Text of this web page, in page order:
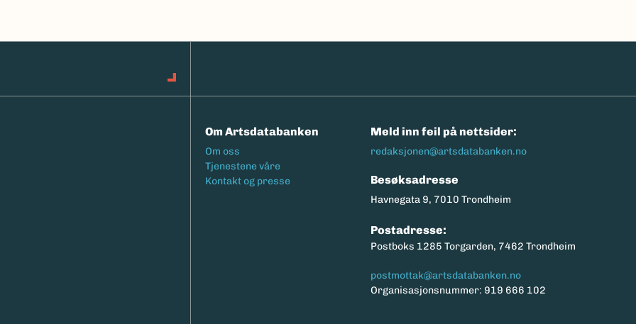
Om Artsdatabanken
Footermeny
Om oss
Tjenestene våre
Kontakt og presse
Meld inn feil på nettsider:
redaksjonen@artsdatabanken.no
Besøksadresse
Havnegata 9, 7010 Trondheim
Postadresse:
Postboks 1285 Torgarden, 7462 Trondheim
postmottak@artsdatabanken.no
Organisasjonsnummer: 919 666 102